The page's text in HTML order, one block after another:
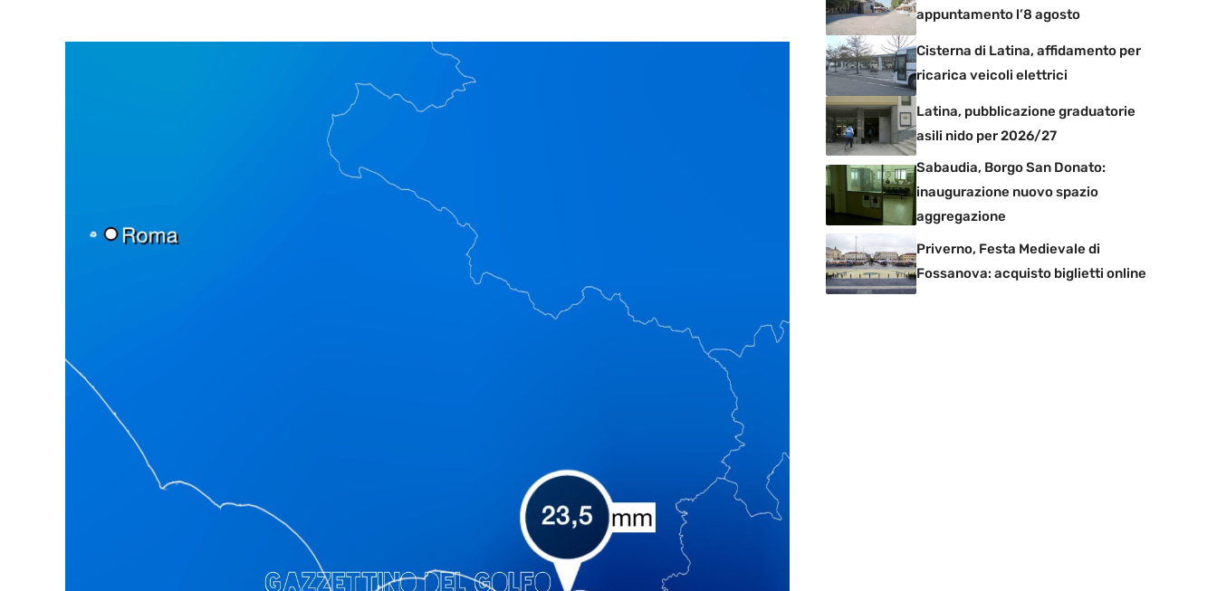
appuntamento l’8 agosto
Cisterna di Latina, affidamento per
ricarica veicoli elettrici
Latina, pubblicazione graduatorie
asili nido per 2026/27
Sabaudia, Borgo San Donato:
inaugurazione nuovo spazio
aggregazione
Priverno, Festa Medievale di
Fossanova: acquisto biglietti online